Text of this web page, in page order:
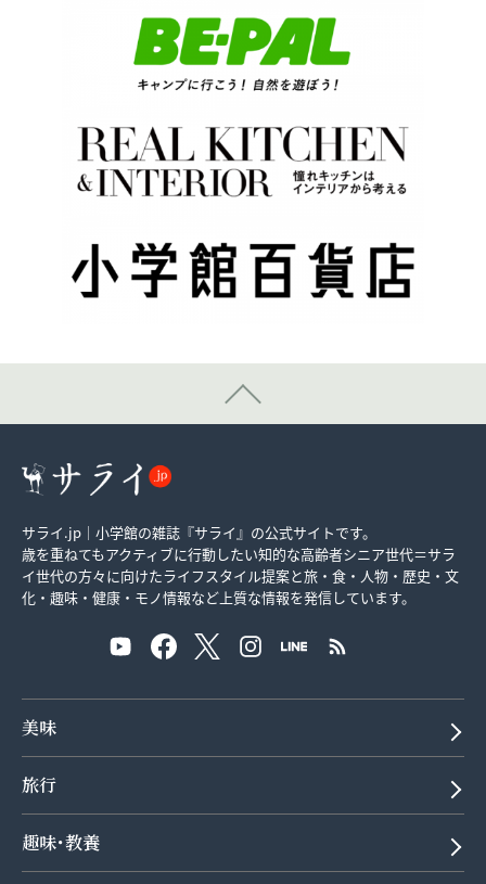
サライ.jp｜小学館の雑誌『サライ』の公式サイトです。
歳を重ねてもアクティブに行動したい知的な高齢者シニア世代＝サラ
イ世代の方々に向けたライフスタイル提案と旅・食・人物・歴史・文
化・趣味・健康・モノ情報など上質な情報を発信しています。
美味
旅行
趣味･教養